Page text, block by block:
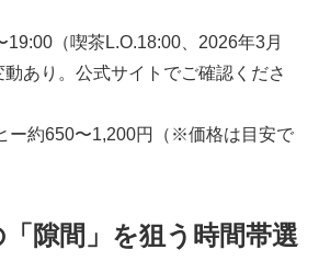
19:00（喫茶L.O.18:00、2026年3月
あり。公式サイトでご確認くださ
ー約650〜1,200円（※価格は目安で
「隙間」を狙う時間帯選